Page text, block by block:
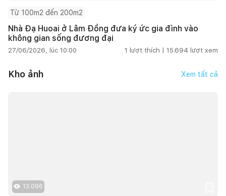
Từ 100m2 đến 200m2
Nhà Đạ Huoai ở Lâm Đồng đưa ký ức gia đình vào
không gian sống đương đại
27/06/2026, lúc 10:00 1 lượt thích | 15.694 lượt xem
Kho ảnh Xem tất cả
13.096